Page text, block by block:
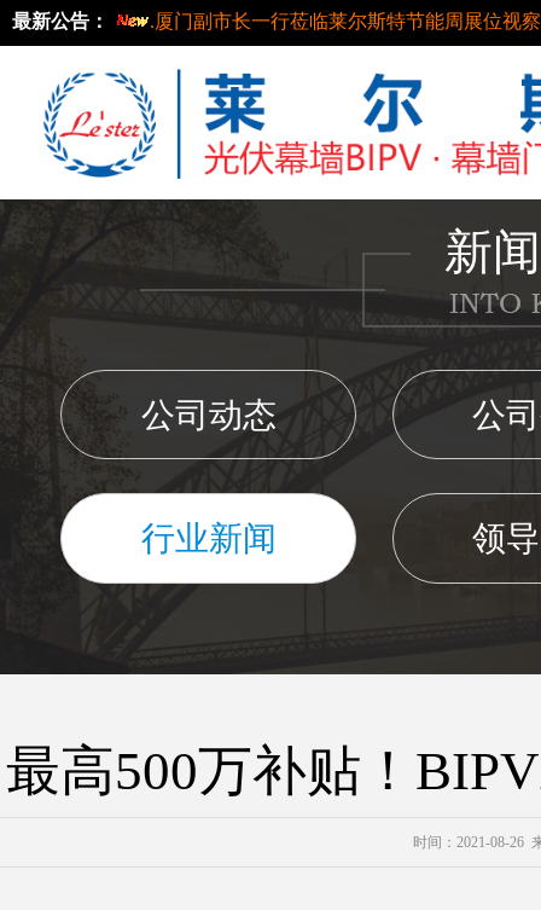
最新公告：
.莱尔斯特入选《厦门市2023年绿色技术和产
.莱尔斯特被选入驻山西未来能源馆
.坚守匠心，筑就精品——莱尔斯特秉承鲁班
全新篇章.重磅：让建筑“发电”，莱尔斯特开启BIPV新
.莱尔斯特新能源光伏发电系统集成研究生工
.莱尔斯特荣获中国创新创业大赛全国赛优秀
.莱尔斯特温州中交科创园观光塔BIPV项目顺
.厦门副市长一行莅临莱尔斯特节能周展位视
新
公司动态 公
行业新闻 领
最高500万补贴！
时间：2021-08-26